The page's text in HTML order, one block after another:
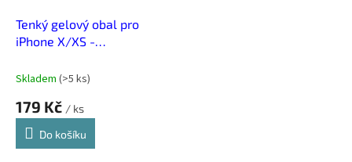
Tenký gelový obal pro
iPhone X/XS -
Skladem (>5 ks)
179 Kč / ks
Do košíku